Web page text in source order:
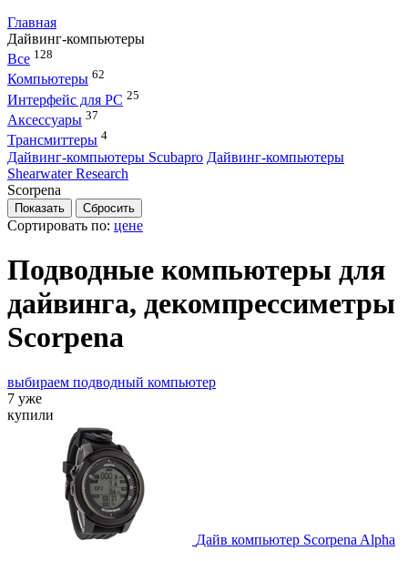
Главная
Дайвинг-компьютеры
Все 128
Компьютеры 62
Интерфейс для PC 25
Аксессуары 37
Трансмиттеры 4
Дайвинг-компьютеры Scubapro Дайвинг-компьютеры
Shearwater Research
Scorpena
Сортировать по: цене
Подводные компьютеры для
дайвинга, декомпрессиметры
Scorpena
выбираем подводный компьютер
7 уже
купили
Дайв компьютер Scorpena Alpha